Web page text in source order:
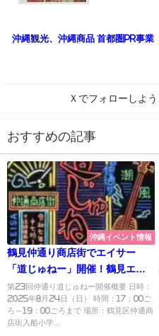
沖縄観光、沖縄商品 首都圏PR事業
Ｘでフォローしよう
おすすめの記事
沖縄イベント情報
鶴見仲通り商店街でエイサー
「道じゅねー」開催！鶴見エイ
サー潮風（うすかじ）の演舞を
ぜひ肌で感じてください
第23回仲通り道じゅねー開催概要 日時：
2025年8月24日（日） 時間：17：00ご
ろ～19：00ごろまで 場所：鶴見区仲通商
店街入船小学...